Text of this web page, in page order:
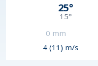
25°
15°
0 mm
4 (11) m/s